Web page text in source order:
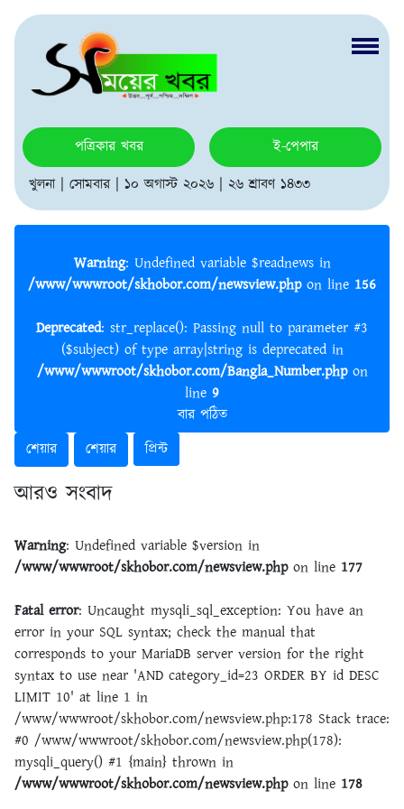
পত্রিকার খবর
ই-পেপার
খুলনা | সোমবার | ১০ অগাস্ট ২০২৬ | ২৬ শ্রাবণ ১৪৩৩
Warning : Undefined variable $readnews in
/www/wwwroot/skhobor.com/newsview.phpon line 156
Deprecated: str_replace(): Passing null to parameter #3
($subject) of type array|string is deprecated in
/www/wwwroot/skhobor.com/Bangla_Number.phpon
line 9
বার পঠিত
শেয়ার
শেয়ার প্রিন্ট
আরও সংবাদ
Warning: Undefined variable $version in
/www/wwwroot/skhobor.com/newsview.phpon line 177
Fatal error: Uncaught mysqli_sql_exception: You have an
error in your SQL syntax; check the manual that
corresponds to your MariaDB server version for the right
syntax to use near 'AND category_id=23 ORDER BY id DESC
LIMIT 10' at line 1 in
/www/wwwroot/skhobor.com/newsview.php:178 Stack trace:
#0 /www/wwwroot/skhobor.com/newsview.php(178):
mysqli_query() #1 {main} thrown in
/www/wwwroot/skhobor.com/newsview.phpon line 178